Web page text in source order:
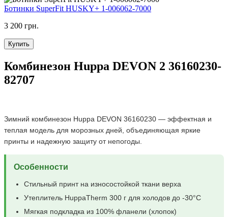
Ботинки SuperFit HUSKY+ 1-006062-7000
3 200 грн.
Купить
Комбинезон Huppa DEVON 2 36160230-
82707
Зимний комбинезон Huppa DEVON 36160230 — эффектная и
теплая модель для морозных дней, объединяющая яркие
принты и надежную защиту от непогоды.
Особенности
Стильный принт на износостойкой ткани верха
Утеплитель HuppaTherm 300 г для холодов до -30°C
Мягкая подкладка из 100% фланели (хлопок)